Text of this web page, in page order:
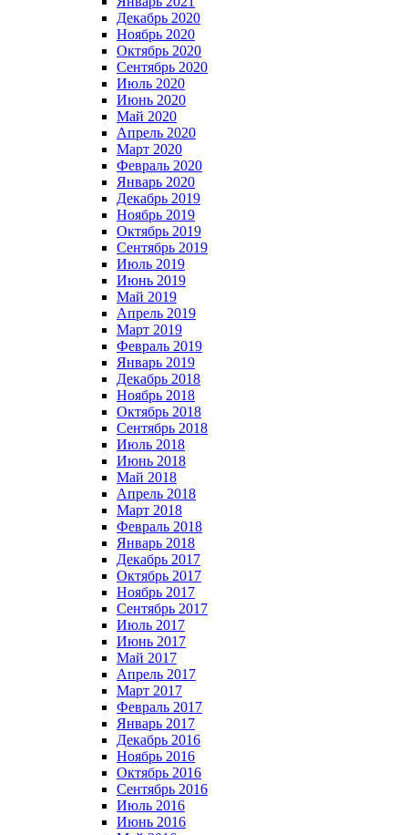
Декабрь 2020
Ноябрь 2020
Октябрь 2020
Сентябрь 2020
Июль 2020
Июнь 2020
Май 2020
Апрель 2020
Март 2020
Февраль 2020
Январь 2020
Декабрь 2019
Ноябрь 2019
Октябрь 2019
Сентябрь 2019
Июль 2019
Июнь 2019
Май 2019
Апрель 2019
Март 2019
Февраль 2019
Январь 2019
Декабрь 2018
Ноябрь 2018
Октябрь 2018
Сентябрь 2018
Июль 2018
Июнь 2018
Май 2018
Апрель 2018
Март 2018
Февраль 2018
Январь 2018
Декабрь 2017
Октябрь 2017
Ноябрь 2017
Сентябрь 2017
Июль 2017
Июнь 2017
Май 2017
Апрель 2017
Март 2017
Февраль 2017
Январь 2017
Декабрь 2016
Ноябрь 2016
Октябрь 2016
Сентябрь 2016
Июль 2016
Июнь 2016